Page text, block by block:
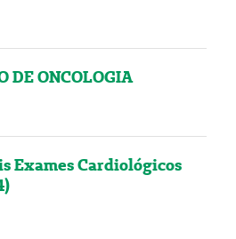
DE ONCOLOGIA
Exames Cardiológicos